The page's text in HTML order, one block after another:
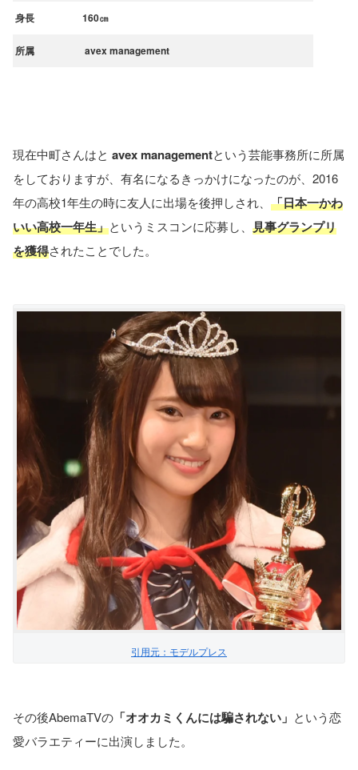
身長 160㎝
所属 avex management
現在中町さんはと avex managementという芸能事務所に所属
をしておりますが、有名になるきっかけになったのが、2016
年の高校1年生の時に友人に出場を後押しされ、 「日本一かわ
いい高校一年生」というミスコンに応募し、 見事グランプリ
を獲得されたことでした。
引用元：モデルプレス
その後AbemaTVの 「オオカミくんには騙されない」 という恋
愛バラエティーに出演しました。